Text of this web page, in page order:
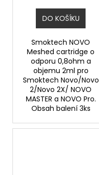
DO KOŠÍKU
Smoktech NOVO
Meshed cartridge o
odporu 0,8ohm a
objemu 2ml pro
Smoktech Novo/Novo
2/Novo 2X/ NOVO
MASTER a NOVO Pro.
Obsah balení 3ks
DESERT
06MG